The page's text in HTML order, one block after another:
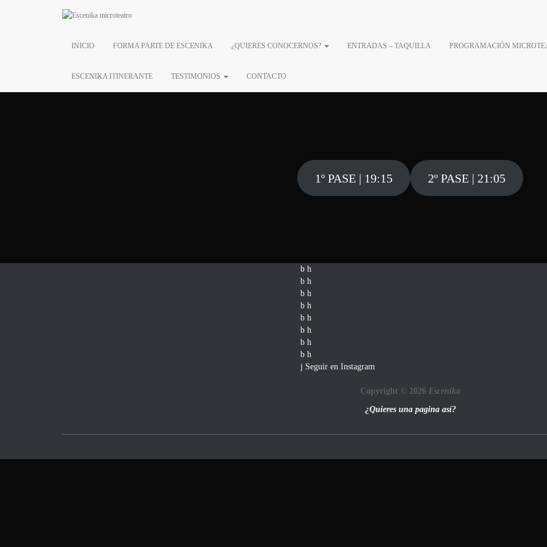
INICIO FORMA PARTE DE ESCENIKA ¿QUIERES CONOCERNOS? ENTRADAS – TAQUILLA PROGRAMACIÓN
ESCENIKA ITINERANTE TESTIMONIOS CONTACTO
14 DE MARZO –
1º PASE | 19:15 2º PASE | 21:05
Seguir en Instagram
Copyright © 2026 Escenika
¿Quieres una pagina así?